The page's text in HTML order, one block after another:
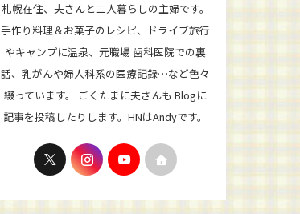
札幌在住、夫さんと二人暮らしの主婦です。
手作り料理＆お菓子のレシピ、ドライブ旅行
やキャンプに温泉、元職場 歯科医院での裏
話、乳がんや婦人科系の医療記録…など色々
綴っています。 ごくたまに夫さんも Blogに
記事を投稿したりします。HNはAndyです。